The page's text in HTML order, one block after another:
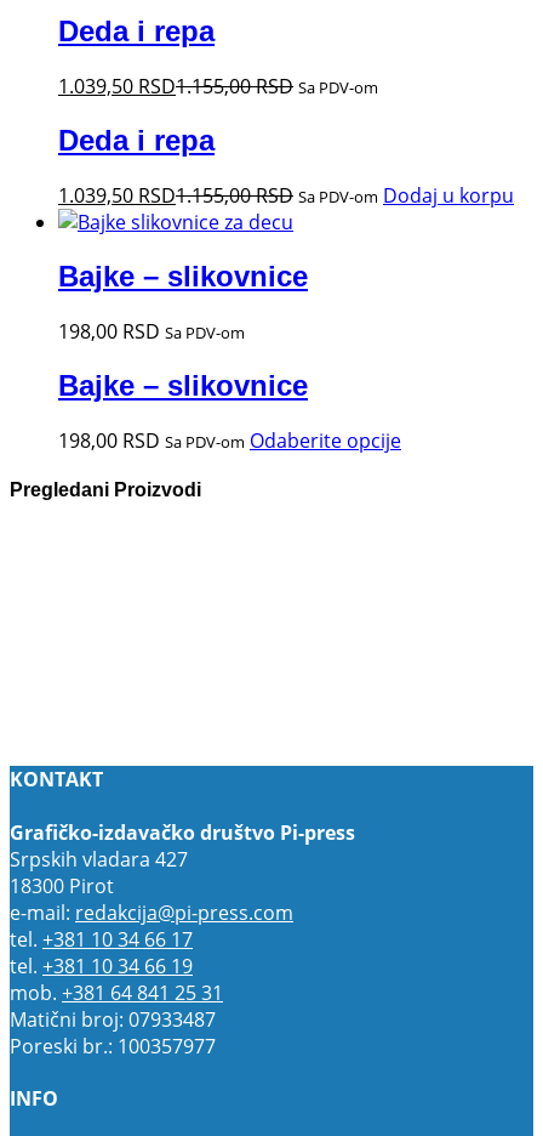
Deda i repa
1.039,50 RSD1.155,00RSD Sa PDV-om
Deda i repa
1.039,50 RSD1.155,00RSD Sa PDV-om Dodaj u korpu
Bajke – slikovnice
198,00 RSD Sa PDV-om
Bajke – slikovnice
198,00 RSD Sa PDV-om Odaberite opcijeOvaj
Pregledani Proizvodi
KONTAKT
Grafičko-izdavačko društvo Pi-press
Srpskih vladara 427
18300 Pirot
e-mail: redakcija@pi-press.com
tel. +381 10 34 66 17
tel. +381 10 34 66 19
mob. +381 64 841 25 31
Matični broj: 07933487
Poreski br.: 100357977
INFO